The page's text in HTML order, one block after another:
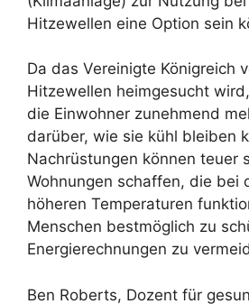
Hitzewellen eine Option sein
Da das Vereinigte Königreich
Hitzewellen heimgesucht
die Einwohner zunehmend
darüber, wie sie kühl bleiben
Nachrüstungen können teuer
Wohnungen schaffen, die bei
höheren Temperaturen
Menschen bestmöglich zu
Energierechnungen zu
Ben Roberts, Dozent für